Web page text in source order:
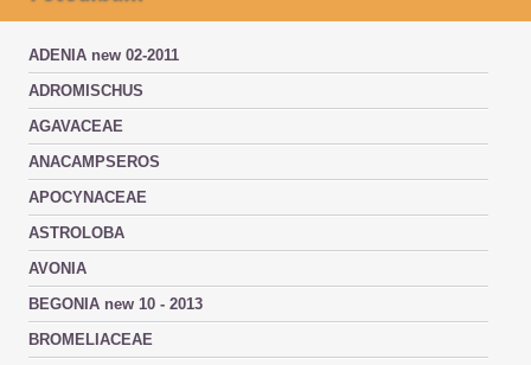
ADENIA new 02-2011
ADROMISCHUS
AGAVACEAE
ANACAMPSEROS
APOCYNACEAE
ASTROLOBA
AVONIA
BEGONIA new 10 - 2013
BROMELIACEAE